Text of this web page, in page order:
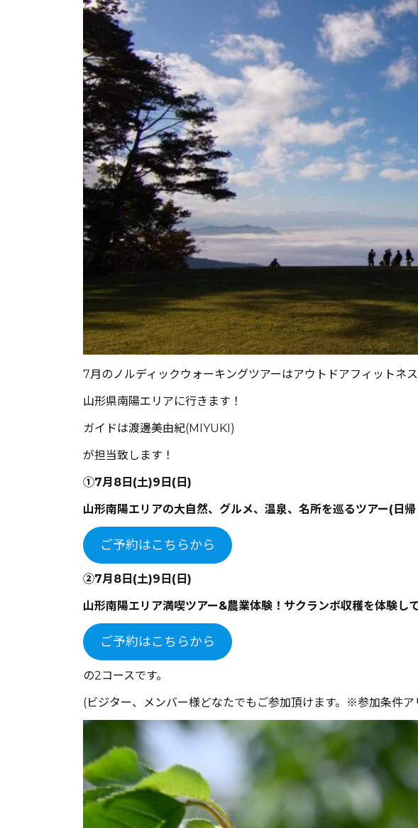
7月のノルディックウォーキングツアーはアウトドアフィットネス
山形県南陽エリアに行きます！
ガイドは渡邊美由紀(MIYUKI)
が担当致します！
①7月8日(土)9日(日)
山形南陽エリアの大自然、グルメ、温泉、名所を巡るツアー(日
ご予約はこちらから
②7月8日(土)9日(日)
山形南陽エリア満喫ツアー&農業体験！サクランボ収穫を体験し
ご予約はこちらから
の2コースです。
(ビジター、メンバー様どなたでもご参加頂けます。※参加条件ア